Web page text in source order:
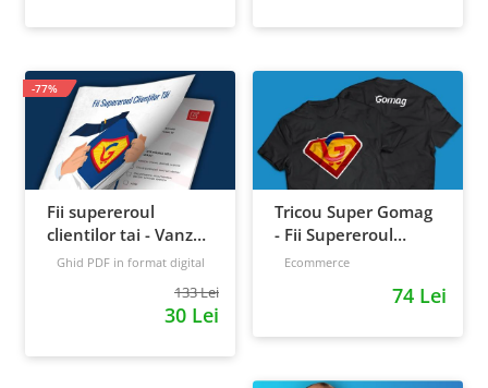
Fii supereroul
clientilor tai - Vanzari
pe pilot automat
Ghid PDF in format digital
133 Lei
30 Lei
-77%
Tricou Super Gomag
- Fii Supereroul
Clientilor Tai
Ecommerce
74 Lei